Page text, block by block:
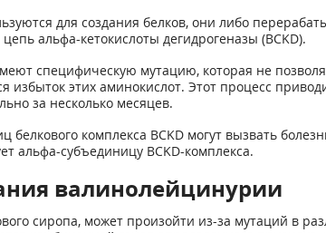
для создания белков, они либо
альфа-кетокислоты дегидрогеназы (BCKD).
специфическую мутацию, которая не
избыток этих аминокислот. Этот процесс
за несколько месяцев.
комплекса BCKD могут вызвать
альфа-субъединицу BCKD-комплекса.
валинолейцинурии
сиропа, может произойти из-за мутаций в